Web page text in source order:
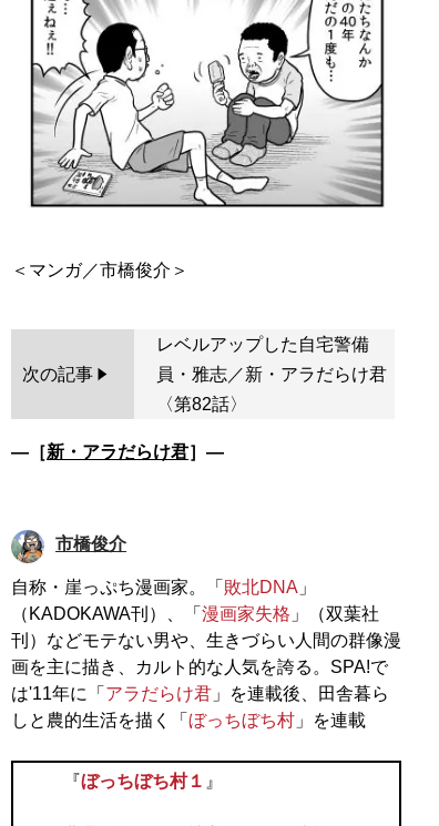
次の記事
レベルアップした自宅警備
員・雅志／新・アラだらけ君
〈第82話〉
―［新・アラだらけ君］―
市橋俊介
自称・崖っぷち漫画家。「 敗北DNA 」
（KADOKAWA刊）、「 漫画家失格 」（双葉社
刊）などモテない男や、生きづらい人間の群像漫
画を主に描き、カルト的な人気を誇る。SPA!で
は'11年に「 アラだらけ君 」を連載後、田舎暮ら
しと農的生活を描く「 ぼっちぼち村 」を連載
『ぼっちぼち村１ 』